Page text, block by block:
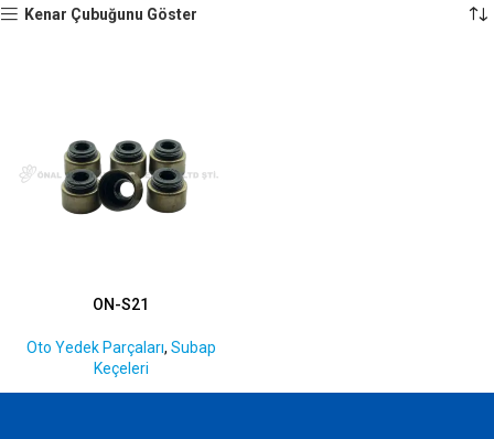
Kenar Çubuğunu Göster
ON-S21
Oto Yedek Parçaları, Subap
Keçeleri